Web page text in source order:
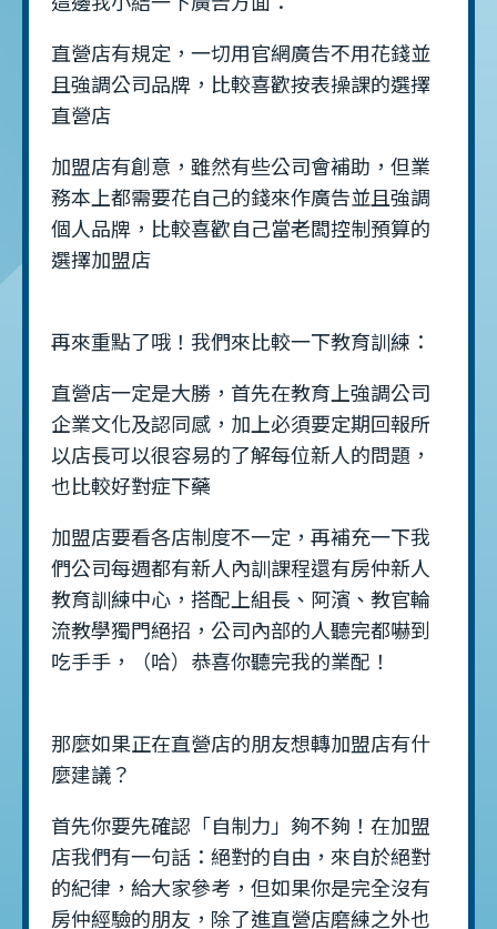
直營店有規定，一切用官網廣告不用花錢並
且強調公司品牌，比較喜歡按表操課的選擇
直營店
加盟店有創意，雖然有些公司會補助，但業
務本上都需要花自己的錢來作廣告並且強調
個人品牌，比較喜歡自己當老闆控制預算的
選擇加盟店
再來重點了哦！我們來比較一下教育訓練：
直營店一定是大勝，首先在教育上強調公司
企業文化及認同感，加上必須要定期回報所
以店長可以很容易的了解每位新人的問題，
也比較好對症下藥
加盟店要看各店制度不一定，再補充一下我
們公司每週都有新人內訓課程還有房仲新人
教育訓練中心，搭配上組長、阿濱、教官輪
流教學獨門絕招，公司內部的人聽完都嚇到
吃手手，（哈）恭喜你聽完我的業配！
那麼如果正在直營店的朋友想轉加盟店有什
麼建議？
首先你要先確認「自制力」夠不夠！在加盟
店我們有一句話：絕對的自由，來自於絕對
的紀律，給大家參考，但如果你是完全沒有
房仲經驗的朋友，除了進直營店磨練之外也